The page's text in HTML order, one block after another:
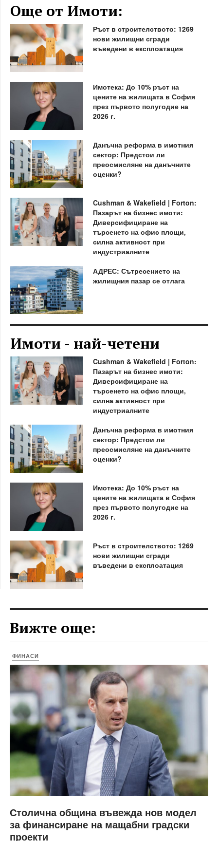
Още от Имоти:
Ръст в строителството: 1269
нови жилищни сгради
въведени в експлоатация
Имотека: До 10% ръст на
цените на жилищата в София
през първото полугодие на
2026 г.
Данъчна реформа в имотния
сектор: Предстои ли
преосмисляне на данъчните
оценки?
Cushman & Wakefield | Forton:
Пазарът на бизнес имоти:
Диверсифициране на
търсенето на офис площи,
силна активност при
индустриалните
АДРЕС: Сътресението на
жилищния пазар се отлага
Имоти - най-четени
Cushman & Wakefield | Forton:
Пазарът на бизнес имоти:
Диверсифициране на
търсенето на офис площи,
силна активност при
индустриалните
Данъчна реформа в имотния
сектор: Предстои ли
преосмисляне на данъчните
оценки?
Имотека: До 10% ръст на
цените на жилищата в София
през първото полугодие на
2026 г.
Ръст в строителството: 1269
нови жилищни сгради
въведени в експлоатация
Вижте още:
ФИНАСИ
Столична община въвежда нов модел
за финансиране на мащабни градски
проекти